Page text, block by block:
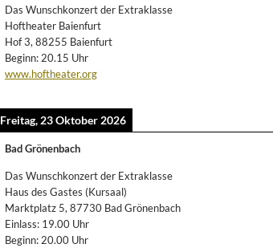
Das Wunschkonzert der Extraklasse
Hoftheater Baienfurt
Hof 3, 88255 Baienfurt
Beginn: 20.15 Uhr
www.hoftheater.org
Freitag, 23 Oktober 2026
Bad Grönenbach
Das Wunschkonzert der Extraklasse
Haus des Gastes (Kursaal)
Marktplatz 5, 87730 Bad Grönenbach
Einlass: 19.00 Uhr
Beginn: 20.00 Uhr